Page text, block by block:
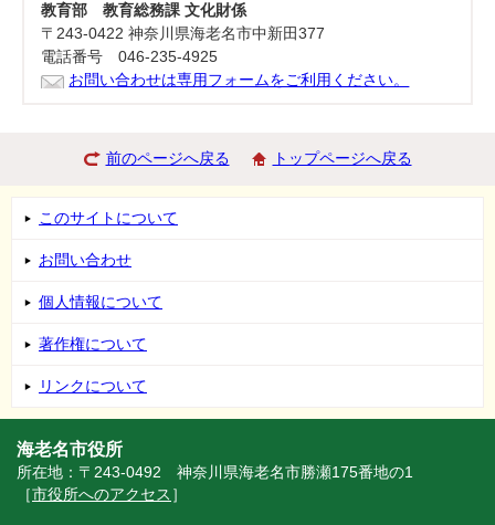
教育部 教育総務課 文化財係
〒243-0422 神奈川県海老名市中新田377
電話番号 046-235-4925
お問い合わせは専用フォームをご利用ください。
前のページへ戻る トップページへ戻る
このサイトについて
お問い合わせ
個人情報について
著作権について
リンクについて
海老名市役所
所在地：〒243-0492 神奈川県海老名市勝瀬175番地の1
［市役所へのアクセス ］